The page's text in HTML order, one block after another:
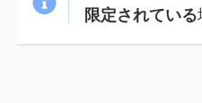
限定されている